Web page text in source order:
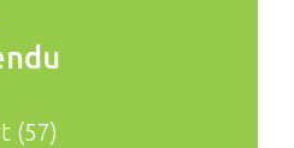
(57)